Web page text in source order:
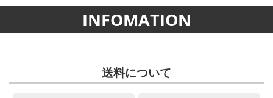
INFOMATION
送料について